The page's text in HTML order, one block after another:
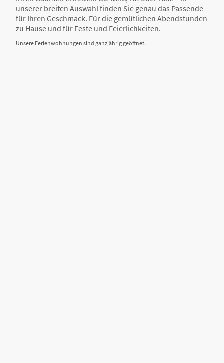
unserer breiten Auswahl finden Sie genau das Passende
für Ihren Geschmack. Für die gemütlichen Abendstunden
zu Hause und für Feste und Feierlichkeiten.
Unsere Ferienwohnungen sind ganzjährig geöffnet.